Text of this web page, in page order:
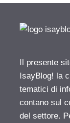
Il presente
IsayBlog! la
tematici di
contano sul
del settore.